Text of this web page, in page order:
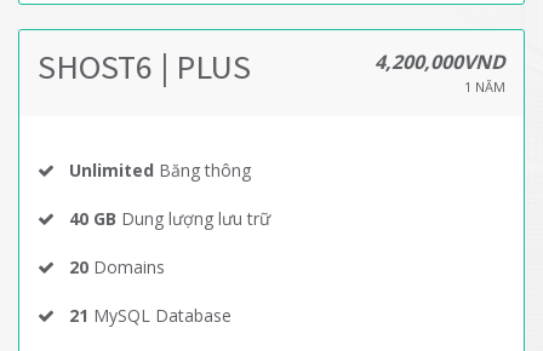
SHOST6 | PLUS 4,200,000VND
1 NĂM
Unlimited Băng thông
40 GB Dung lượng lưu trữ
20 Domains
21 MySQL Database